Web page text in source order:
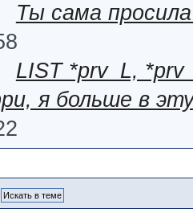
Ты сама
LIST *prv_L,
я больше в